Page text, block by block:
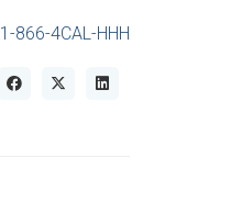
1-866-4CAL-HHH